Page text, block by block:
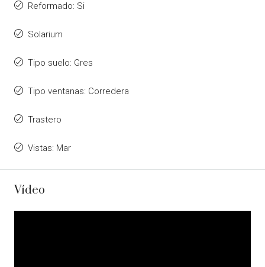
Reformado: Si
Solarium
Tipo suelo: Gres
Tipo ventanas: Corredera
Trastero
Vistas: Mar
Vídeo